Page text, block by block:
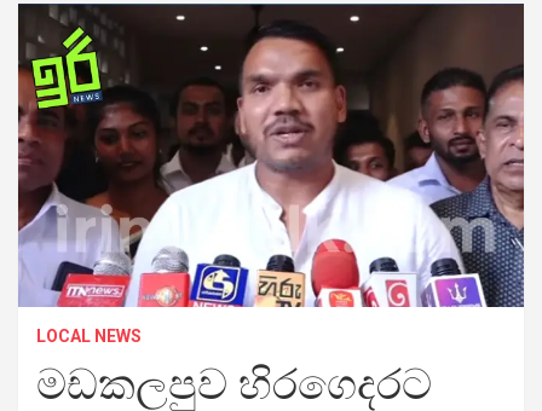
LOCAL NEWS
මඩකලපුව හිරගෙදරට